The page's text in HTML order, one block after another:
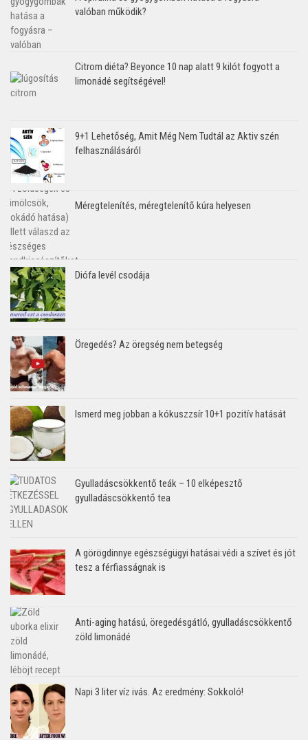
valóban működik?
Citrom diéta? Beyonce 10 nap alatt 9 kilót fogyott a
limonádé segítségével!
9+1 Lehetőség, Amit Még Nem Tudtál az Aktiv szén
felhasználásáról
Méregtelenítés, méregtelenítő kúra helyesen
Diófa levél csodája
Öregedés? Az öregség nem betegség
Ismerd meg jobban a kókuszzsír 10+1 pozitív hatását
Gyulladáscsökkentő teák – 10 elképesztő
gyulladáscsökkentő tea
A görögdinnye egészségügyi hatásai:védi a szívet és jót
tesz a férfiasságnak is
Anti-aging hatású, öregedésgátló, gyulladáscsökkentő
zöld limonádé
Napi 3 liter víz ivás. Az eredmény: Sokkoló!